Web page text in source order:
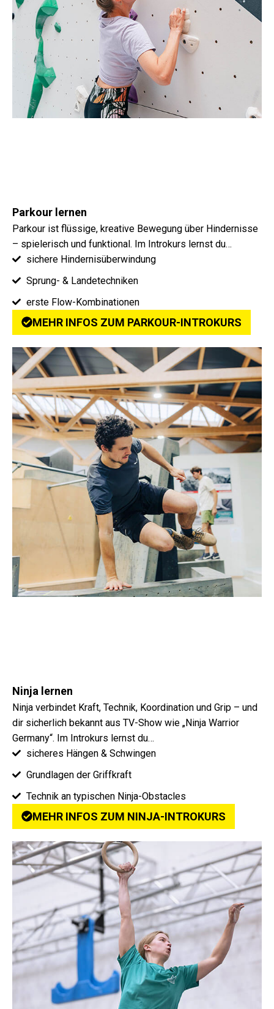
Parkour lernen
Parkour ist flüssige, kreative Bewegung über Hindernisse
– spielerisch und funktional. Im Introkurs lernst du…
sichere Hindernisüberwindung
Sprung- & Landetechniken
erste Flow-Kombinationen
MEHR INFOS ZUM PARKOUR-INTROKURS
Ninja lernen
Ninja verbindet Kraft, Technik, Koordination und Grip – und
dir sicherlich bekannt aus TV-Show wie „Ninja Warrior
Germany“. Im Introkurs lernst du…
sicheres Hängen & Schwingen
Grundlagen der Griffkraft
Technik an typischen Ninja-Obstacles
MEHR INFOS ZUM NINJA-INTROKURS